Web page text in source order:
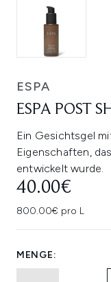
ESPA
ESPA POST
Ein Gesichtsgel
Eigenschaften,
entwickelt wurde.
40.00€
800.00€ pro L
MENGE: